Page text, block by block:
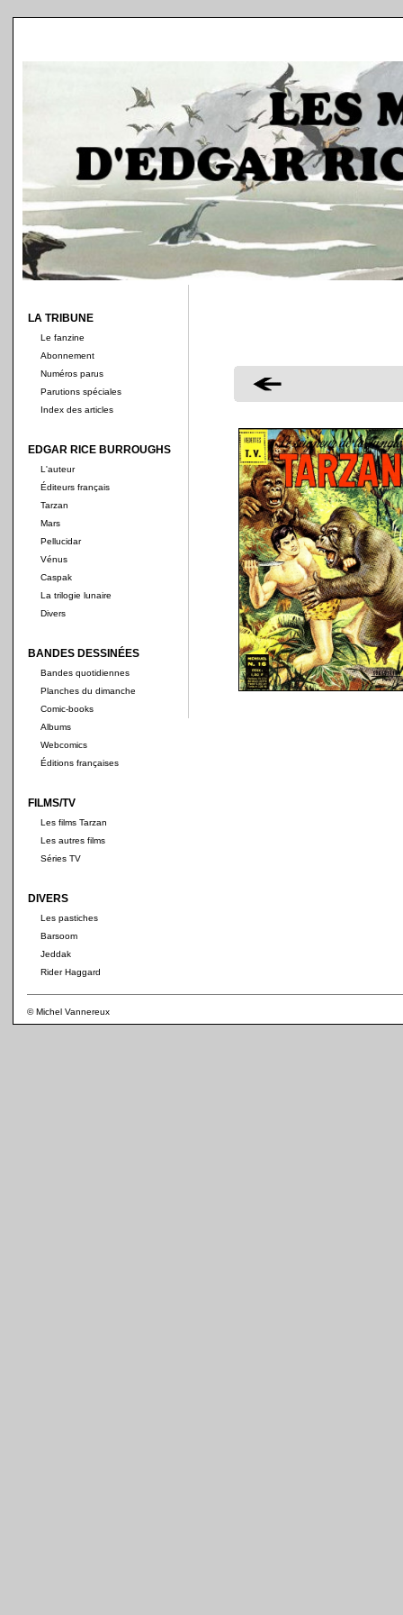
LA TRIBUNE
Le fanzine
Abonnement
Numéros parus
Parutions spéciales
Index des articles
EDGAR RICE BURROUGHS
L'auteur
Éditeurs français
Tarzan
Mars
Pellucidar
Vénus
Caspak
La trilogie lunaire
Divers
BANDES DESSINÉES
Bandes quotidiennes
Planches du dimanche
Comic-books
Albums
Webcomics
Éditions françaises
FILMS/TV
Les films Tarzan
Les autres films
Séries TV
DIVERS
Les pastiches
Barsoom
Jeddak
Rider Haggard
© Michel Vannereux